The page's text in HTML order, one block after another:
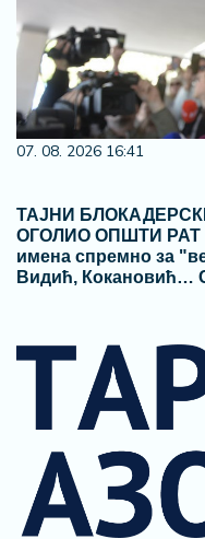
07. 08. 2026 16:41
ТАЈНИ
ОГОЛИО ОПШТИ
имена спремно за
Видић,